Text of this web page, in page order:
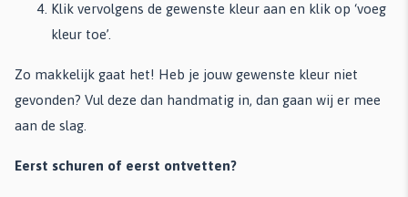
Klik vervolgens de gewenste kleur aan en klik op ‘voeg
kleur toe’.
Zo makkelijk gaat het! Heb je jouw gewenste kleur niet
gevonden? Vul deze dan handmatig in, dan gaan wij er mee
aan de slag.
Eerst schuren of eerst ontvetten?